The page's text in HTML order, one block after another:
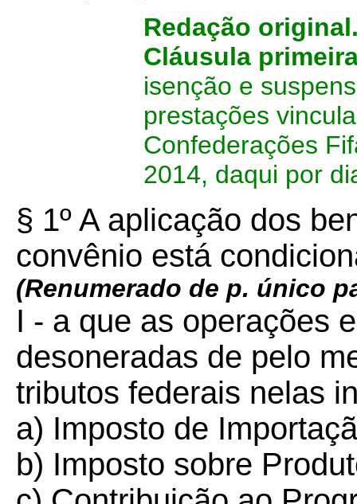
Redação
Cláusula
isenção e
prestações
Confederações
2014, daqui por
§ 1º A aplicação dos
convênio está
(Renumerado de p. único
I - a que as operações
desoneradas de pelo
tributos federais nelas
a) Imposto de
b) Imposto sobre